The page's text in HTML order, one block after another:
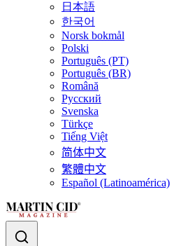
日本語
한국어
Norsk bokmål
Polski
Português (PT)
Português (BR)
Română
Русский
Svenska
Türkçe
Tiếng Việt
简体中文
繁體中文
Español (Latinoamérica)